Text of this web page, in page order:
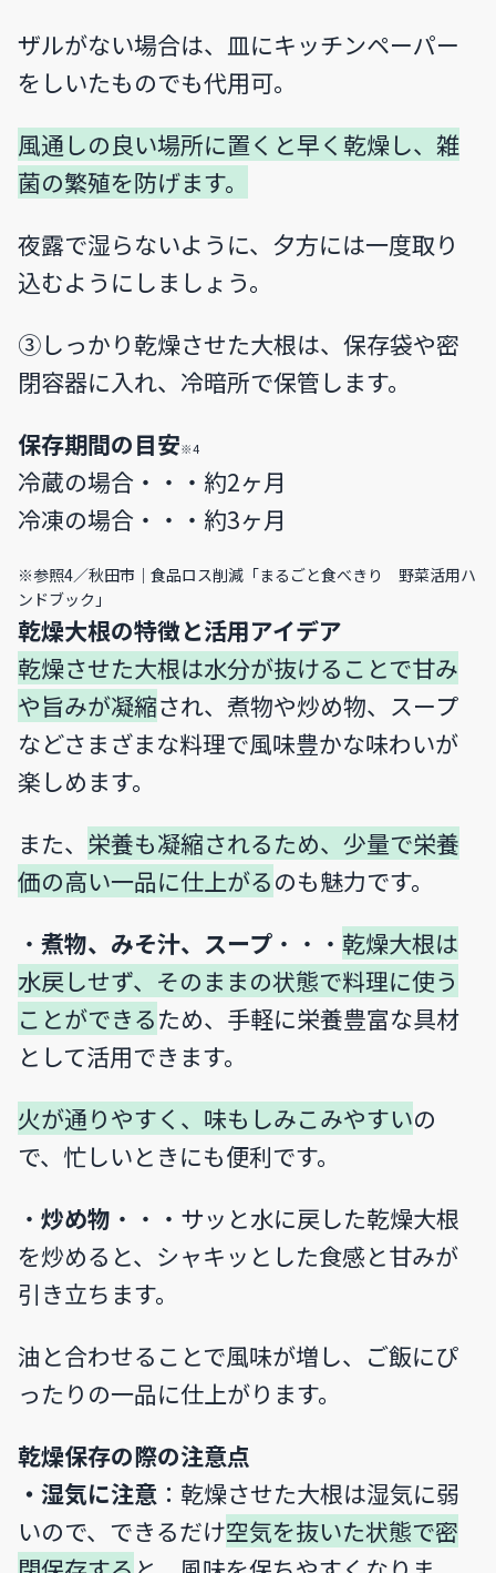
ザルがない場合は、皿にキッチンペーパー
をしいたものでも代用可。
風通しの良い場所に置くと早く乾燥し、雑
菌の繁殖を防げます。
夜露で湿らないように、夕方には一度取り
込むようにしましょう。
③しっかり乾燥させた大根は、保存袋や密
閉容器に入れ、冷暗所で保管します。
保存期間の目安※4
冷蔵の場合・・・約2ヶ月
冷凍の場合・・・約3ヶ月
※参照4／秋田市｜食品ロス削減「まるごと食べきり 野菜活用ハ
ンドブック」
乾燥大根の特徴と活用アイデア
乾燥させた大根は水分が抜けることで甘み
や旨みが凝縮され、煮物や炒め物、スープ
などさまざまな料理で風味豊かな味わいが
楽しめます。
また、 栄養も凝縮されるため、少量で栄養
価の高い一品に仕上がるのも魅力です。
・ 煮物、みそ汁、スープ ・・・ 乾燥大根は
水戻しせず、そのままの状態で料理に使う
ことができるため、手軽に栄養豊富な具材
として活用できます。
火が通りやすく、味もしみこみやすいの
で、忙しいときにも便利です。
・ 炒め物 ・・・サッと水に戻した乾燥大根
を炒めると、シャキッとした食感と甘みが
引き立ちます。
油と合わせることで風味が増し、ご飯にぴ
ったりの一品に仕上がります。
乾燥保存の際の注意点
・湿気に注意 ：乾燥させた大根は湿気に弱
いので、できるだけ空気を抜いた状態で密